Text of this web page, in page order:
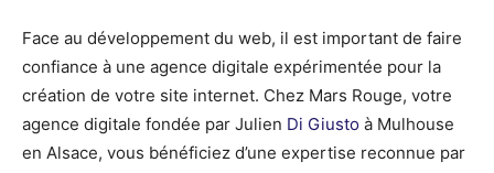
Face au développement du web, il est important de faire
confiance à une agence digitale expérimentée pour la
création de votre site internet. Chez Mars Rouge, votre
agence digitale fondée par Julien Di Giusto à Mulhouse
en Alsace, vous bénéficiez d’une expertise reconnue par